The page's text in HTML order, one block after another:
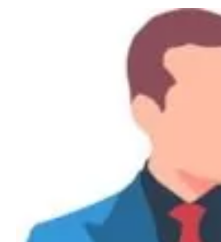
Danimarka Mustafa
42 48 17 28 WhatsApp
Lütfen Danimarka dışı aramasın.
Danimarka’dan Mustafa 45
98 kiloda, Kumral, ayrılmış bir
Sigara var. Maddi sıkıntım yok.